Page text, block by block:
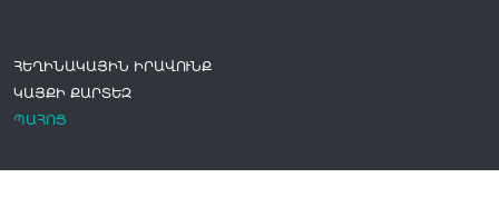
ՀԵՂԻՆԱԿԱՅԻՆ ԻՐԱՎՈՒՆՔ
ԿԱՅՔԻ ՔԱՐՏԵԶ
ՊԱՀՈՑ